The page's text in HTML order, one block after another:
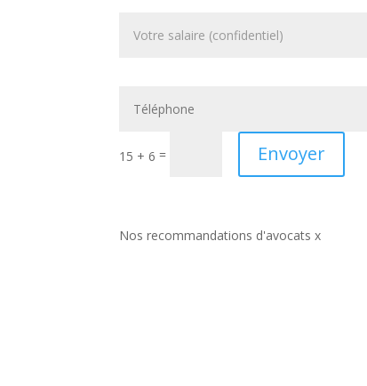
15 + 6 = Envoyer
Nos recommandations d'avocats x